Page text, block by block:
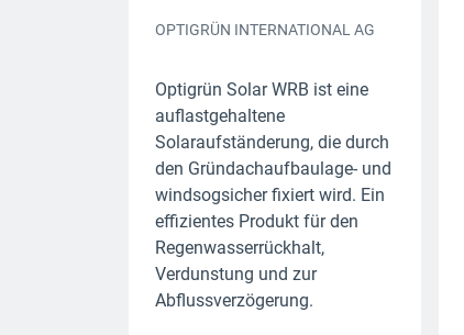
OPTIGRÜN INTERNATIONAL AG
Optigrün Solar WRB ist eine
auflastgehaltene
Solaraufständerung, die durch
den Gründachaufbaulage- und
windsogsicher fixiert wird. Ein
effizientes Produkt für den
Regenwasserrückhalt,
Verdunstung und zur
Abflussverzögerung.